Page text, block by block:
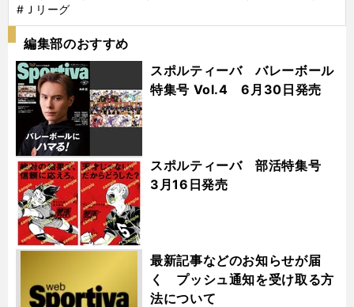
#Ｊリーグ
編集部のおすすめ
スポルティーバ バレーボール
特集号 Vol.4 6月30日発売
スポルティーバ 部活特集号
3月16日発売
最新記事などのお知らせが届
く プッシュ通知を受け取る方
法について